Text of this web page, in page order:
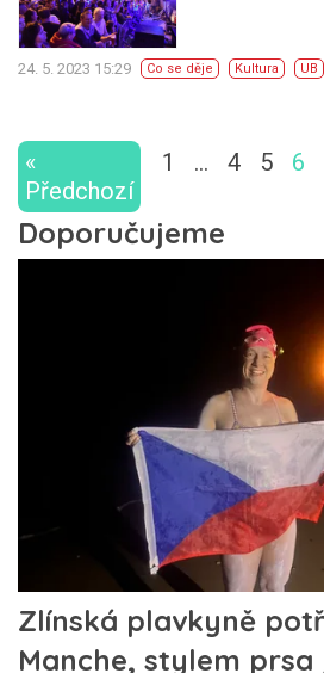
24. 5. 2023 15:29 Co se děje Kultura UB
«
Předchozí
1 … 4 5 6